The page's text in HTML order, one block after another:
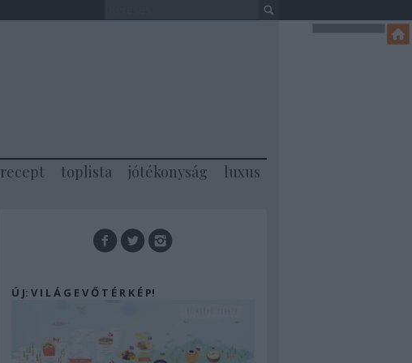
recept toplista jótékonyság luxus
Ú J: V I L Á G E V Ő T É R K É P!